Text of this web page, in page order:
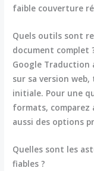
faible couverture
Quels outils sont
document complet
Google Traduction
sur sa version
initiale. Pour une
formats, comparez
aussi des options
Quelles sont les
fiables ?